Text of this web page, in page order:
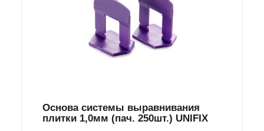
Основа системы выравнивания
плитки 1,0мм (пач. 250шт.) UNIFIX